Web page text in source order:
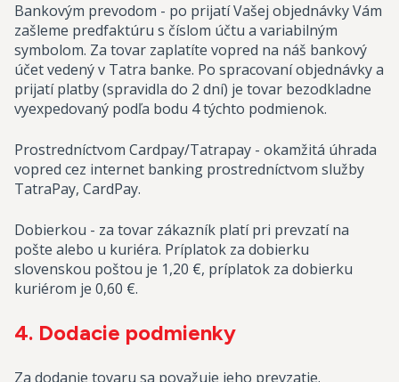
Bankovým prevodom - po prijatí Vašej objednávky Vám
zašleme predfaktúru s číslom účtu a variabilným
symbolom. Za tovar zaplatíte vopred na náš bankový
účet vedený v Tatra banke. Po spracovaní objednávky a
prijatí platby (spravidla do 2 dní) je tovar bezodkladne
vyexpedovaný podľa bodu 4 týchto podmienok.
Prostredníctvom Cardpay/Tatrapay - okamžitá úhrada
vopred cez internet banking prostredníctvom služby
TatraPay, CardPay.
Dobierkou - za tovar zákazník platí pri prevzatí na
pošte alebo u kuriéra. Príplatok za dobierku
slovenskou poštou je 1,20 €, príplatok za dobierku
kuriérom je 0,60 €.
4. Dodacie podmienky
Za dodanie tovaru sa považuje jeho prevzatie.